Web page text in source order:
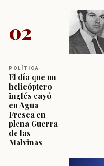
02
POLÍTICA
El día que un
helicóptero
inglés cayó
en Agua
Fresca en
plena Guerra
de las
Malvinas